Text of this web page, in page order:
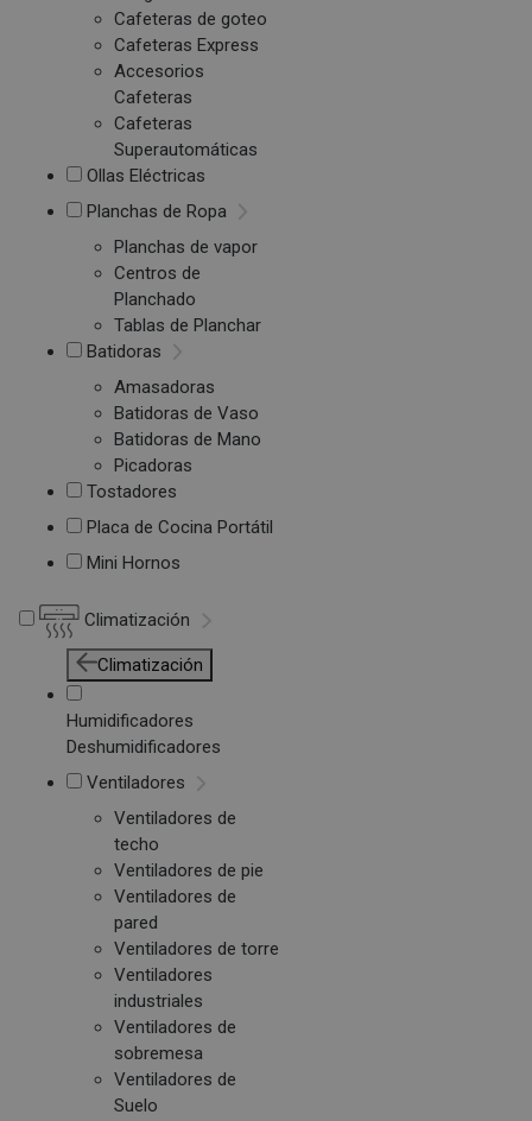
Cafeteras de goteo
Cafeteras Express
Accesorios
Cafeteras
Cafeteras
Superautomáticas
Ollas Eléctricas
Planchas de Ropa
Planchas de vapor
Centros de
Planchado
Tablas de Planchar
Batidoras
Amasadoras
Batidoras de Vaso
Batidoras de Mano
Picadoras
Tostadores
Placa de Cocina Portátil
Mini Hornos
Climatización
Climatización
Humidificadores
Deshumidificadores
Ventiladores
Ventiladores de
techo
Ventiladores de pie
Ventiladores de
pared
Ventiladores de torre
Ventiladores
industriales
Ventiladores de
sobremesa
Ventiladores de
Suelo